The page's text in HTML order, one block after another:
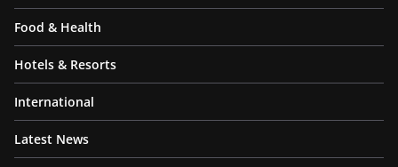
Food & Health
Hotels & Resorts
International
Latest News